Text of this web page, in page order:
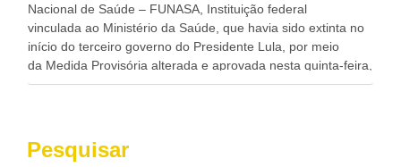
Nacional de Saúde – FUNASA, Instituição federal
vinculada ao Ministério da Saúde, que havia sido extinta no
início do terceiro governo do Presidente Lula, por meio
da Medida Provisória alterada e aprovada nesta quinta-feira,
pelo Congresso Nacional. Gonzaga Patriota disse hoje em
desenvolvimento dos seus municípios e, somente o ano
passado, essa Fundação distribuiu mais de três bilhões de
Pesquisar